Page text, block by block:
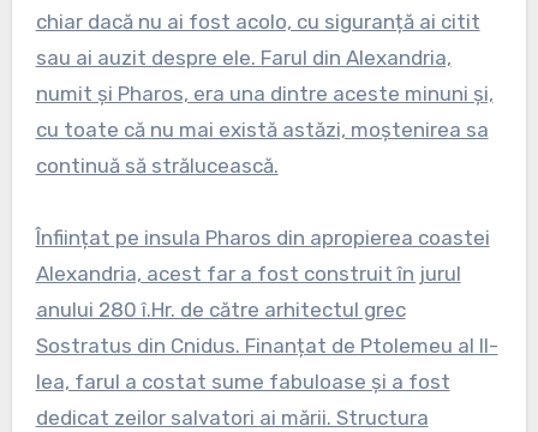
chiar dacă nu ai fost acolo, cu siguranță ai citit
sau ai auzit despre ele. Farul din Alexandria,
numit și Pharos, era una dintre aceste minuni și,
cu toate că nu mai există astăzi, moștenirea sa
continuă să strălucească.
Înființat pe insula Pharos din apropierea coastei
Alexandria, acest far a fost construit în jurul
anului 280 î.Hr. de către arhitectul grec
Sostratus din Cnidus. Finanțat de Ptolemeu al II-
lea, farul a costat sume fabuloase și a fost
dedicat zeilor salvatori ai mării. Structura